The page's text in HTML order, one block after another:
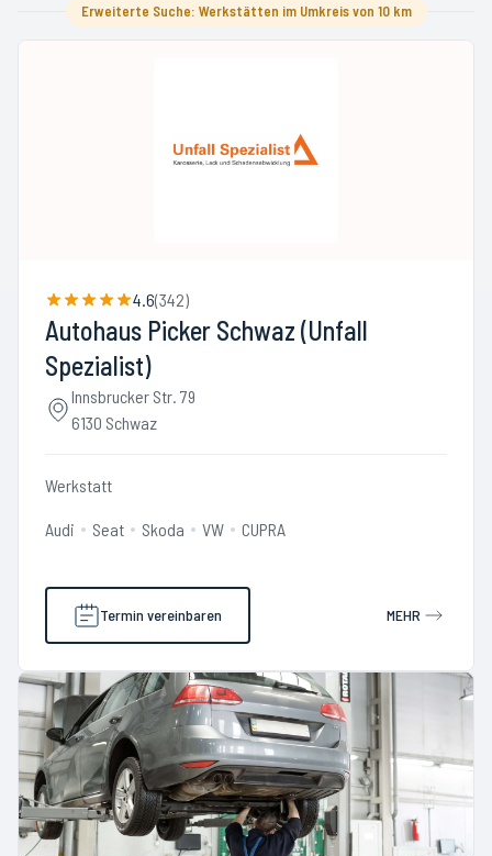
Erweiterte Suche: Werkstätten im Umkreis von 10 km
4.6(342)
Autohaus Picker Schwaz (Unfall
Spezialist)
Innsbrucker Str. 79
6130 Schwaz
Werkstatt
Audi Seat Skoda VW CUPRA
Termin vereinbaren MEHR